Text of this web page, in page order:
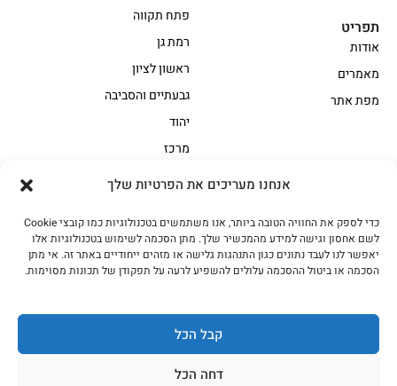
אנחנו מעריכים את הפרטיות שלך
כדי לספק את החוויה הטובה ביותר, אנו משתמשים בטכנולוגיות כמו קובצי Cookie
לשם אחסון וגישה למידע מהמכשיר שלך. מתן הסכמה לשימוש בטכנולוגיות אלו
יאפשר לנו לעבד נתונים כגון התנהגות גלישה או מזהים ייחודיים באתר זה. אי מתן
הסכמה או ביטול ההסכמה עלולים להשפיע לרעה על תפקודן של תכונות מסוימות.
קבל הכל
דחה הכל
אווז
בשר בקר משובח
בשר בקר עגלה משובח
בשר למעשנת
הודו
חלקים אחוריים
מיוחדי מסורת1
נתחי פנים
עוף
פתח תקווה
רמת גן
ראשון לציון
גבעתיים והסביבה
יהוד
מרכז
תפריט
אודות
מאמרים
מפת אתר